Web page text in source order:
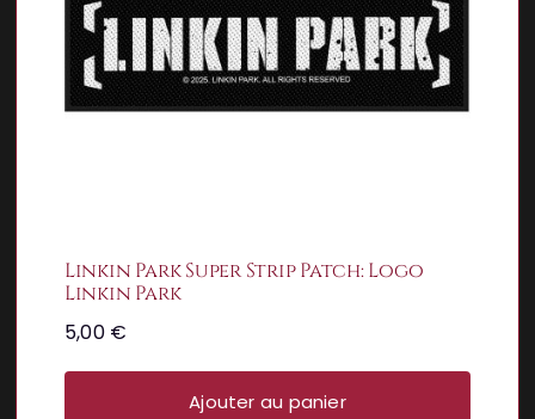
Linkin Park Super Strip Patch: Logo
Linkin Park
5,00 €
Ajouter au panier